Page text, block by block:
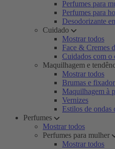
Perfumes para
Perfumes para
Desodorizante
Cuidado
Mostrar todos
Face & Cremes
Cuidados com o
Maquilhagem e
Mostrar todos
Brumas e
Maquilhagem à
Vernizes
Estilos de ondas
Perfumes
Mostrar todos
Perfumes para mulher
Mostrar todos